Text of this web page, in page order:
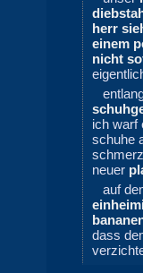
herr
einem
nicht
ich warf
schuhe
neuer
auf
dass